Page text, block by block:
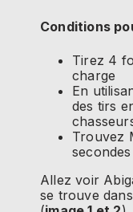
Conditions
Tirez 4
charge
En
des tirs
Trouvez
secondes
Allez voir
se trouve